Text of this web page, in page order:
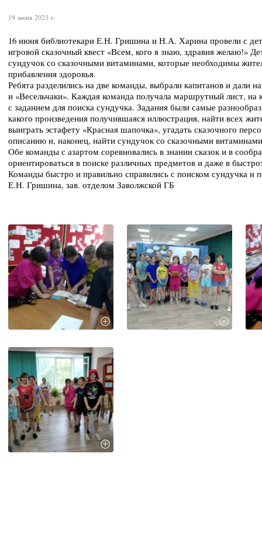
19 июня 2023 г.
16 июня библиотекари Е.Н. Гришина и Н.А. Харина провели с
игровой сказочный квест «Всем, кого я знаю, здравия желаю!»
сундучок со сказочными витаминами, которые необходимы
прибавления здоровья.
Ребята разделились на две команды, выбрали капитанов и дали
и «Весельчаки». Каждая команда получала маршрутный лист,
с заданием для поиска сундучка. Задания были самые
какого произведения получившаяся иллюстрация, найти всех
выиграть эстафету «Красная шапочка», угадать сказочного
описанию и, наконец, найти сундучок со сказочными
Обе команды с азартом соревновались в знании сказок и в
ориентироваться в поиске различных предметов и даже в
Команды быстро и правильно справились с поиском сундучка и
Е.Н. Гришина, зав. отделом Заволжской ГБ